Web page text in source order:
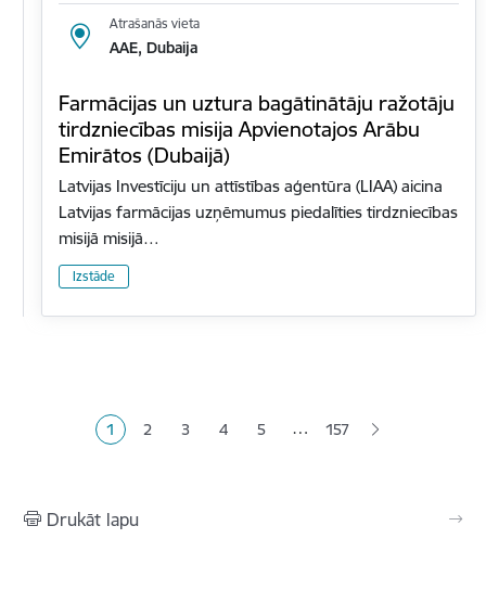
Atrašanās vieta
AAE, Dubaija
Farmācijas un uztura bagātinātāju ražotāju
tirdzniecības misija Apvienotajos Arābu
Emirātos (Dubaijā)
Latvijas Investīciju un attīstības aģentūra (LIAA) aicina
Latvijas farmācijas uzņēmumus piedalīties tirdzniecības
misijā misijā…
Izstāde
Pašreizējā lapa
1 Lapa
2 Lapa
3 Lapa
4 Lapa
5 … 157
Drukāt lapu